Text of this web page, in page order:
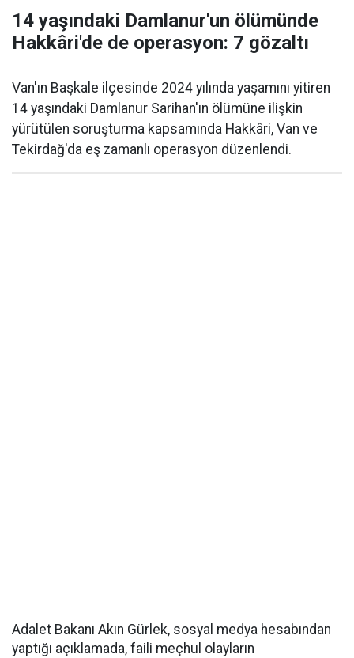
14 yaşındaki Damlanur'un ölümünde
Hakkâri'de de operasyon: 7 gözaltı
Van'ın Başkale ilçesinde 2024 yılında yaşamını yitiren
14 yaşındaki Damlanur Sarihan'ın ölümüne ilişkin
yürütülen soruşturma kapsamında Hakkâri, Van ve
Tekirdağ'da eş zamanlı operasyon düzenlendi.
Adalet Bakanı Akın Gürlek, sosyal medya hesabından
yaptığı açıklamada, faili meçhul olayların